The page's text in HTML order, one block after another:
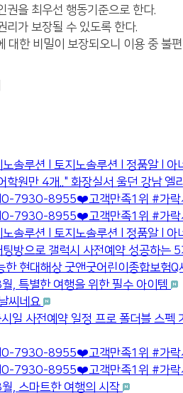
권을 최우선 행동기준으로 한다.
리가 보장될 수 있도록 한다.
대한 비밀이 보장되오니 이용 중 불
솔루션 l 토지노솔루션 l 정품알 l
학원만 4개.." 화장실서 울던 강남 엘
793O-8955❤️고객만족1위 #가락
793O-8955❤️고객만족1위 #가락
솔루션 l 토지노솔루션 l 정품알 l
방으로 갤럭시 사전예약 성공하는
한 현대해상 굿앤굿어린이종합보험Q
, 특별한 여행을 위한 필수 아이템
씨네요
일 사전예약 일정 프로 폴더블 스펙
793O-8955❤️고객만족1위 #가락
793O-8955❤️고객만족1위 #가락
, 스마트한 여행의 시작